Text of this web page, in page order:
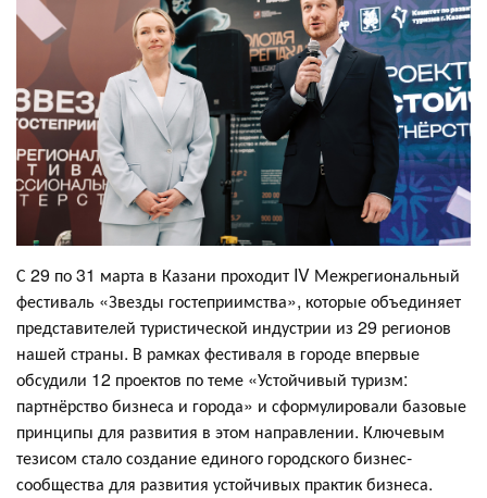
С 29 по 31 марта в Казани проходит IV Межрегиональный
фестиваль «Звезды гостеприимства», которые объединяет
представителей туристической индустрии из 29 регионов
нашей страны. В рамках фестиваля в городе впервые
обсудили 12 проектов по теме «Устойчивый туризм:
партнёрство бизнеса и города» и сформулировали базовые
принципы для развития в этом направлении. Ключевым
тезисом стало создание единого городского бизнес-
сообщества для развития устойчивых практик бизнеса.